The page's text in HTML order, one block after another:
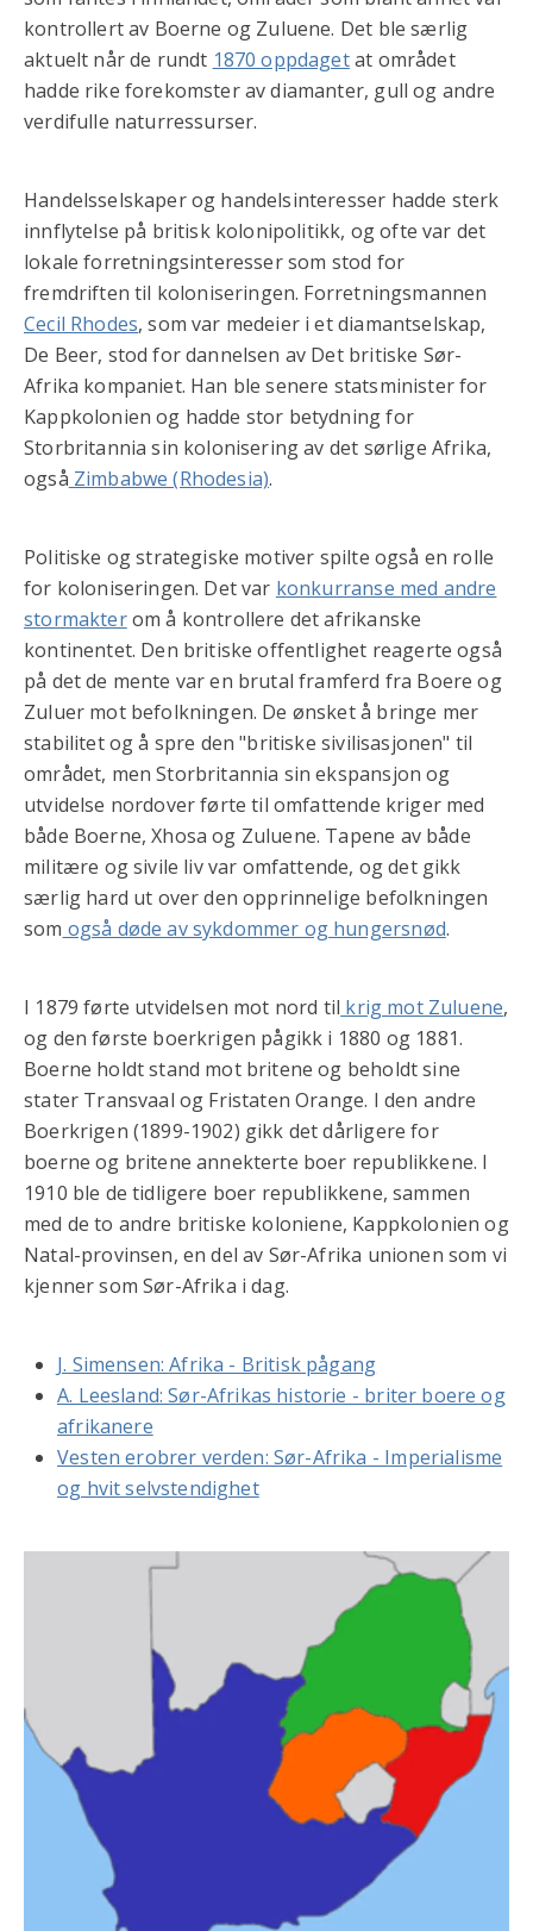
kontrollert av Boerne og Zuluene. Det ble særlig
aktuelt når de rundt 1870 oppdagetat området
hadde rike forekomster av diamanter, gull og andre
verdifulle naturressurser.
Handelsselskaper og handelsinteresser hadde sterk
innflytelse på britisk kolonipolitikk, og ofte var det
lokale forretningsinteresser som stod for
fremdriften til koloniseringen. Forretningsmannen
Cecil Rhodes, som var medeier i et diamantselskap,
De Beer, stod for dannelsen av Det britiske Sør-
Afrika kompaniet. Han ble senere statsminister for
Kappkolonien og hadde stor betydning for
Storbritannia sin kolonisering av det sørlige Afrika,
også Zimbabwe (Rhodesia).
Politiske og strategiske motiver spilte også en rolle
for koloniseringen. Det var konkurranse med andre
stormakterom å kontrollere det afrikanske
kontinentet. Den britiske offentlighet reagerte også
på det de mente var en brutal framferd fra Boere og
Zuluer mot befolkningen. De ønsket å bringe mer
stabilitet og å spre den "britiske sivilisasjonen" til
området, men Storbritannia sin ekspansjon og
utvidelse nordover førte til omfattende kriger med
både Boerne, Xhosa og Zuluene. Tapene av både
militære og sivile liv var omfattende, og det gikk
særlig hard ut over den opprinnelige befolkningen
som også døde av sykdommer og hungersnød.
I 1879 førte utvidelsen mot nord til krig mot Zuluene,
og den første boerkrigen pågikk i 1880 og 1881.
Boerne holdt stand mot britene og beholdt sine
stater Transvaal og Fristaten Orange. I den andre
Boerkrigen (1899-1902) gikk det dårligere for
boerne og britene annekterte boer republikkene. I
1910 ble de tidligere boer republikkene, sammen
med de to andre britiske koloniene, Kappkolonien og
Natal-provinsen, en del av Sør-Afrika unionen som vi
kjenner som Sør-Afrika i dag.
J. Simensen: Afrika - Britisk pågang
A. Leesland: Sør-Afrikas historie - briter boere og
afrikanere
Vesten erobrer verden: Sør-Afrika - Imperialisme
og hvit selvstendighet